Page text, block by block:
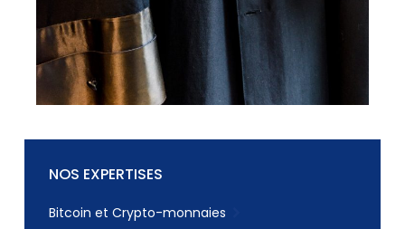
NOS EXPERTISES
Bitcoin et Crypto-monnaies